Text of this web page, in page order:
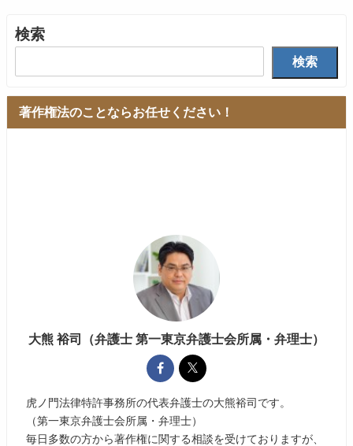
検索
検索
著作権法のことならお任せください！
大熊 裕司（弁護士 第一東京弁護士会所属・弁理士）
虎ノ門法律特許事務所の代表弁護士の大熊裕司です。
（第一東京弁護士会所属・弁理士）
毎日多数の方から著作権に関する相談を受けておりますが、